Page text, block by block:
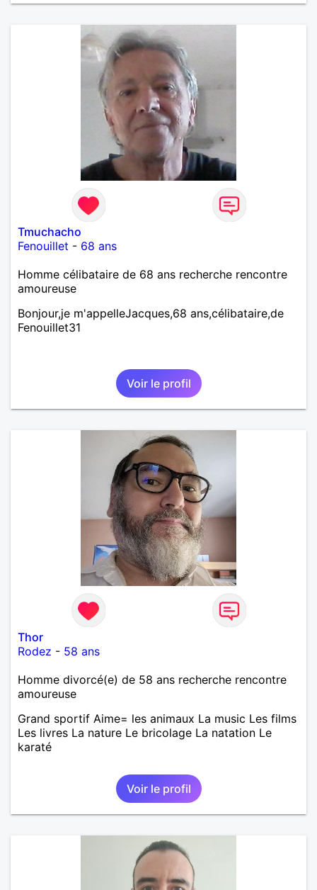
Tmuchacho
Fenouillet - 68 ans
Homme célibataire de 68 ans recherche rencontre
amoureuse
Bonjour,je m'appelleJacques,68 ans,célibataire,de
Fenouillet31
Voir le profil
Thor
Rodez - 58 ans
Homme divorcé(e) de 58 ans recherche rencontre
amoureuse
Grand sportif Aime= les animaux La music Les films
Les livres La nature Le bricolage La natation Le
karaté
Voir le profil